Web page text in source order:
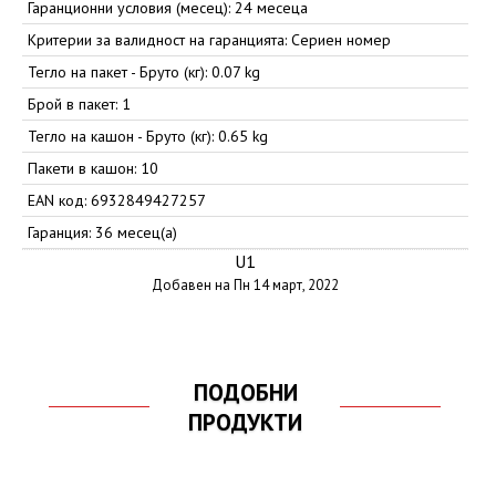
Гаранционни условия (месец): 24 месеца
Критерии за валидност на гаранцията: Сериен номер
Тегло на пакет - Бруто (кг): 0.07 kg
Брой в пакет: 1
Тегло на кашон - Бруто (кг): 0.65 kg
Пакети в кашон: 10
EAN код: 6932849427257
Гаранция: 36 месец(а)
U1
Добавен на Пн 14 март, 2022
ПОДОБНИ
ПРОДУКТИ